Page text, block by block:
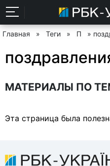
Главная » Теги » П »
МАТЕРИАЛЫ ПО
Эта страница была